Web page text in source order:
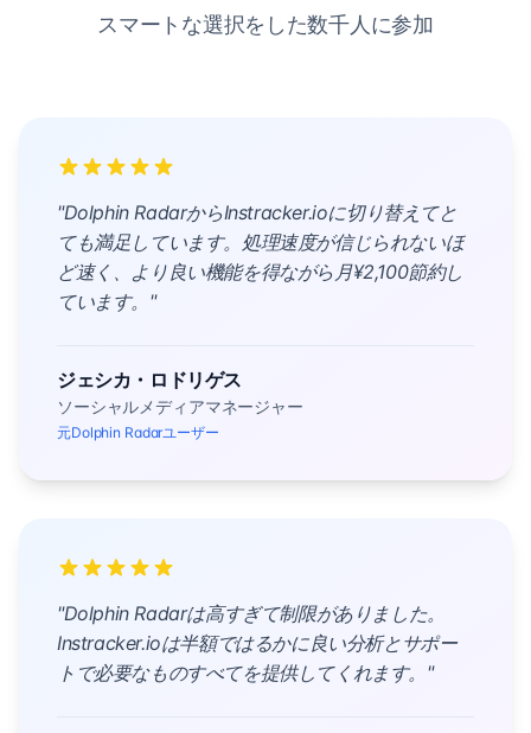
スマートな選択をした数千人に参加
"Dolphin RadarからInstracker.ioに切り替えてと
ても満足しています。処理速度が信じられないほ
ど速く、より良い機能を得ながら月¥2,100節約し
ています。"
ジェシカ・ロドリゲス
ソーシャルメディアマネージャー
元Dolphin Radarユーザー
"Dolphin Radarは高すぎて制限がありました。
Instracker.ioは半額ではるかに良い分析とサポー
トで必要なものすべてを提供してくれます。"